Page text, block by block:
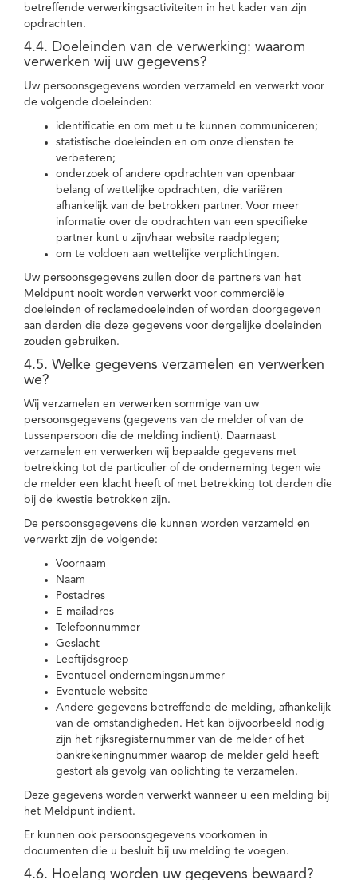
betreffende verwerkingsactiviteiten in het kader van zijn
opdrachten.
4.4. Doeleinden van de verwerking: waarom
verwerken wij uw gegevens?
Uw persoonsgegevens worden verzameld en verwerkt voor
de volgende doeleinden:
identificatie en om met u te kunnen communiceren;
statistische doeleinden en om onze diensten te
verbeteren;
onderzoek of andere opdrachten van openbaar
belang of wettelijke opdrachten, die variëren
afhankelijk van de betrokken partner. Voor meer
informatie over de opdrachten van een specifieke
partner kunt u zijn/haar website raadplegen;
om te voldoen aan wettelijke verplichtingen.
Uw persoonsgegevens zullen door de partners van het
Meldpunt nooit worden verwerkt voor commerciële
doeleinden of reclamedoeleinden of worden doorgegeven
aan derden die deze gegevens voor dergelijke doeleinden
zouden gebruiken.
4.5. Welke gegevens verzamelen en verwerken
we?
Wij verzamelen en verwerken sommige van uw
persoonsgegevens (gegevens van de melder of van de
tussenpersoon die de melding indient). Daarnaast
verzamelen en verwerken wij bepaalde gegevens met
betrekking tot de particulier of de onderneming tegen wie
de melder een klacht heeft of met betrekking tot derden die
bij de kwestie betrokken zijn.
De persoonsgegevens die kunnen worden verzameld en
verwerkt zijn de volgende:
Voornaam
Naam
Postadres
E-mailadres
Telefoonnummer
Geslacht
Leeftijdsgroep
Eventueel ondernemingsnummer
Eventuele website
Andere gegevens betreffende de melding, afhankelijk
van de omstandigheden. Het kan bijvoorbeeld nodig
zijn het rijksregisternummer van de melder of het
bankrekeningnummer waarop de melder geld heeft
gestort als gevolg van oplichting te verzamelen.
Deze gegevens worden verwerkt wanneer u een melding bij
het Meldpunt indient.
Er kunnen ook persoonsgegevens voorkomen in
documenten die u besluit bij uw melding te voegen.
4.6. Hoelang worden uw gegevens bewaard?